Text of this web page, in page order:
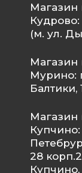
Магазин
Кудрово:
(м. ул.
Магазин
Мурино:
Балтики,
Магазин
Купчино:
28